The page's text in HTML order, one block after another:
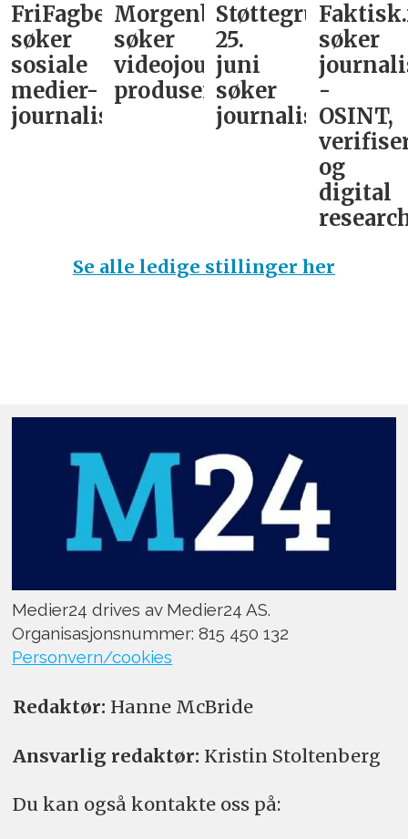
FriFagbevegelse
søker
sosiale
medier-
journalist
Morgenbladet
søker
videojournalist/podkast-
produsent
Støttegruppa
25.
juni
søker
journalist
søker
-
OSINT,
og
digital
Se alle ledige stillinger her
Medier24 drives av Medier24 AS.
Organisasjonsnummer: 815 450 132
Personvern/cookies
Redaktør: Hanne McBride
Ansvarlig redaktør: Kristin Stoltenberg
Du kan også kontakte oss på: